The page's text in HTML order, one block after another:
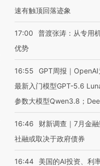
速有触顶回落迹象
17:00
普渡张涛：从专用
优势
16:55
GPT周报｜
最新入门模型GPT-5.6
参数大模型Qwen3.8；
16:46
财新调查｜7月金
社融或取决于政府债券
16:44 美国的AI投资、利